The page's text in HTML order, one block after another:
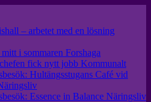
– arbetet med en lösning
i sommaren Forshaga
fick nytt jobb Kommunalt
Hultängsstugans Café vid
Essence in Balance Näringsliv